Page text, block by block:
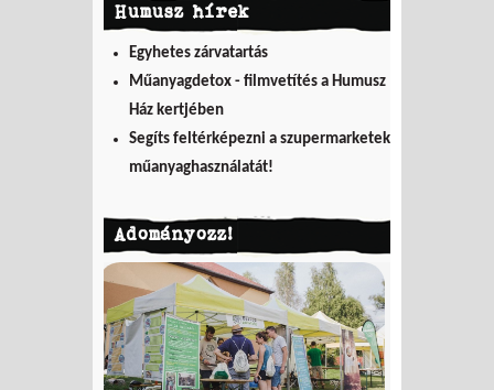
Humusz hírek
Egyhetes zárvatartás
Műanyagdetox - filmvetítés a Humusz
Ház kertjében
Segíts feltérképezni a szupermarketek
műanyaghasználatát!
Adományozz!